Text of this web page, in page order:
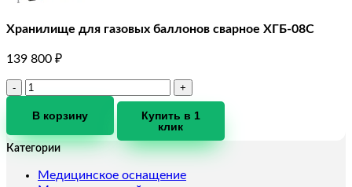
Хранилище для газовых баллонов сварное ХГБ-08С
139 800 ₽
Количество
Хранилище
газовых
сварное
В корзину
Купить в 1
клик
Категории
Медицинское оснащение